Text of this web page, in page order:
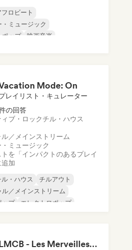
フロビート
・ミュージック
ポップ
映画音楽
Mode: On
レイリスト・キュレーター
の回答
ブ・ロックチル・ハウス
／メインストリーム
ミュージック
を「インパクトのあるプレイ
追加
ル・ハウス
チルアウト
ル／メインストリーム
ップ
エレクトロポップ
LMCB - Les Merveilles du Congo 🇨🇬